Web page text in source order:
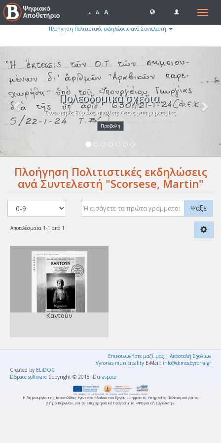
Toggle
A A A
Πλοήγηση Πολιτιστικές εκδηλώσεις ανά Συντελεστή
Πολεοδομικά σχέδια.
Συνοικισμός Βύρωνος, απαλλοτριώσεως μετα ρυμοτομίας.
Προβολή
Πλοήγηση Πολιτιστικές εκδηλώσεις
ανά Συντελεστή "Scorsese, Martin"
Ψάξε
Αποτελέσματα 1-1 από 1
Καντούν
Επικοινωνήστε μαζί μας | Αποστολή Σχολίων
Vyronas municipality E-Mail: info@dimosbyrona.gr
Created by ELiDOC
DSpace software Copyright © 2015 Duraspace
Η δημιουργία της Ιστοσελίδας έγινε στο πλαίσιο του Έργου «Ψηφιακές Υπηρεσίες Πολιτισμού για το
Δήμο Βύρωνα», για το Επιχειρησιακό Πρόγραμμα «Ψηφιακή Σύγκλιση».